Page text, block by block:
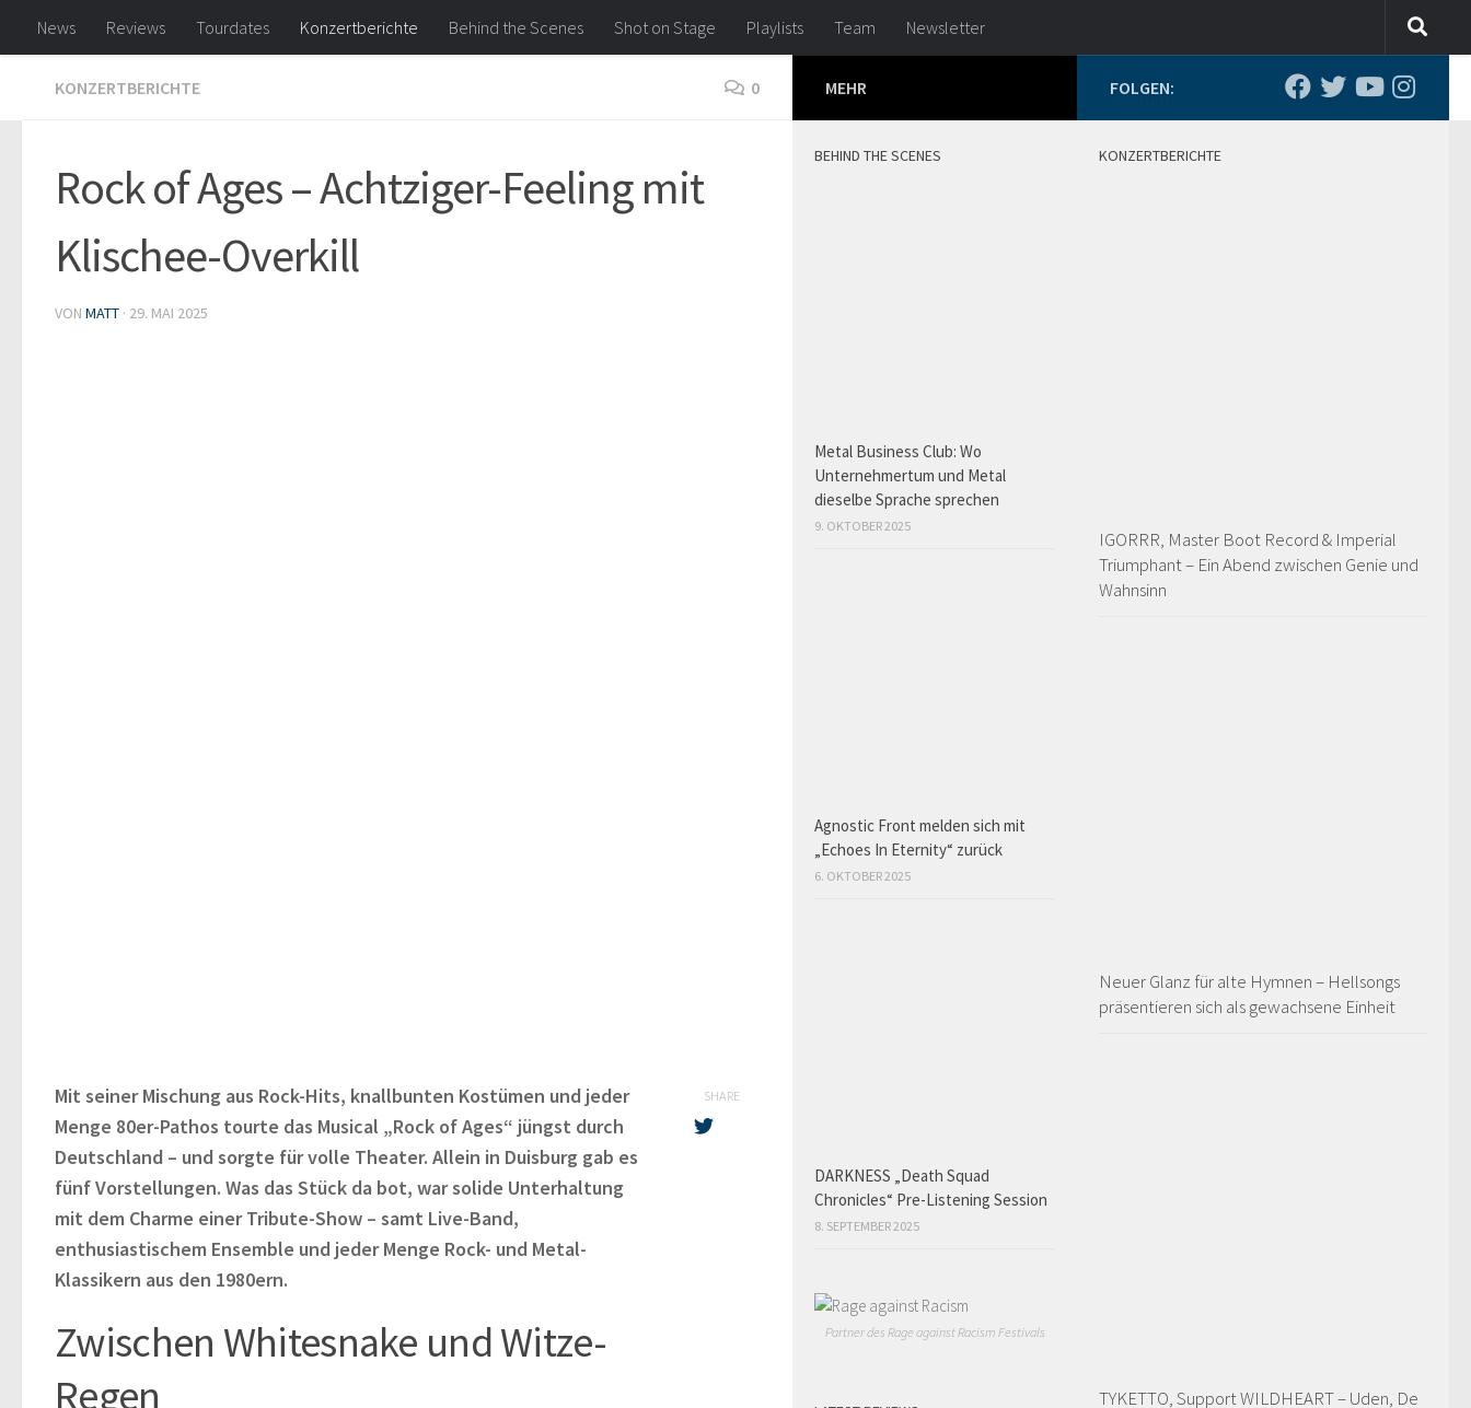
Zum Inhalt springen
News Reviews Tourdates Konzertberichte Behind the Scenes Shot on Stage Playlists Team Newsletter
KONZERTBERICHTE 0
Rock of Ages – Achtziger-Feeling mit
Klischee-Overkill
VON MATT · 29. MAI 2025
Mit seiner Mischung aus Rock-Hits, knallbunten Kostümen und jeder
Menge 80er-Pathos tourte das Musical „Rock of Ages“ jüngst durch
Deutschland – und sorgte für volle Theater. Allein in Duisburg gab es
fünf Vorstellungen. Was das Stück da bot, war solide Unterhaltung
mit dem Charme einer Tribute-Show – samt Live-Band,
enthusiastischem Ensemble und jeder Menge Rock- und Metal-
Klassikern aus den 1980ern.
Zwischen Whitesnake und Witze-
Regen
SHARE
FOLGEN:
KONZERTBERICHTE
IGORRR, Master Boot Record & Imperial
Triumphant – Ein Abend zwischen Genie und
Wahnsinn
Neuer Glanz für alte Hymnen – Hellsongs
präsentieren sich als gewachsene Einheit
TYKETTO, Support WILDHEART – Uden, De
MEHR
BEHIND THE SCENES
Metal Business Club: Wo
Unternehmertum und Metal
dieselbe Sprache sprechen
9. OKTOBER 2025
Agnostic Front melden sich mit
„Echoes In Eternity“ zurück
6. OKTOBER 2025
DARKNESS „Death Squad
Chronicles“ Pre-Listening Session
8. SEPTEMBER 2025
Partner des Rage against Racism Festivals